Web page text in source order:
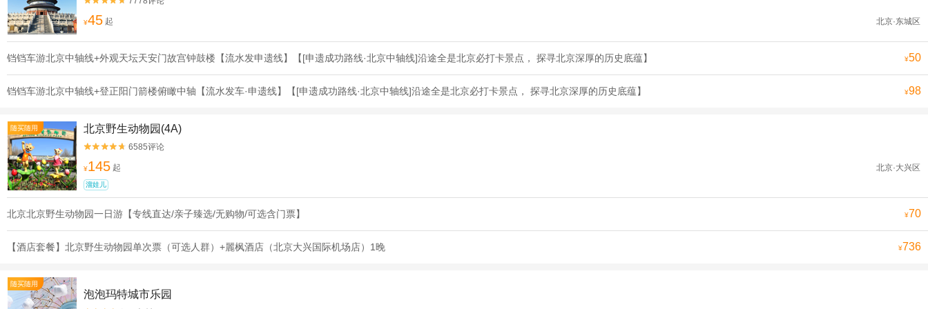
¥45 起 北京·东城区
铛铛车游北京中轴线+外观天坛天安门故宫钟鼓楼【流水发申遗线】【[申遗成功路线·北京中轴线]沿途全是北京必打卡景点， 探寻北京深厚的历史底蕴】 ¥50
铛铛车游北京中轴线+登正阳门箭楼俯瞰中轴【流水发车·申遗线】【[申遗成功路线·北京中轴线]沿途全是北京必打卡景点， 探寻北京深厚的历史底蕴】 ¥98
随买随用 北京野生动物园(4A)

 6585评论
¥145 起 北京·大兴区
溜娃儿
北京北京野生动物园一日游【专线直达/亲子臻选/无购物/可选含门票】 ¥70
【酒店套餐】北京野生动物园单次票（可选人群）+麗枫酒店（北京大兴国际机场店）1晚 ¥736
随买随用
泡泡玛特城市乐园